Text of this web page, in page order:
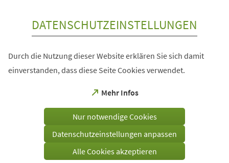
DATENSCHUTZEINSTELLUNGEN
Durch die Nutzung dieser Website erklären Sie sich damit
einverstanden, dass diese Seite Cookies verwendet.
Mehr Infos
(Öffnet
einem
Tab)
Nur notwendige Cookies
Datenschutzeinstellungen anpassen
Alle Cookies akzeptieren